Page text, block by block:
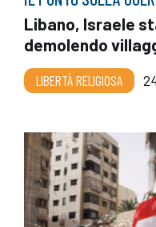
Libano, Israele
demolendo
LIBERTÀ RELIGIOSA